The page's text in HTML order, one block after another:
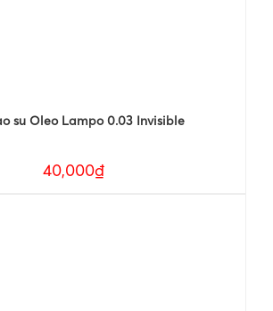
su Oleo Lampo 0.03 Invisible
40,000₫